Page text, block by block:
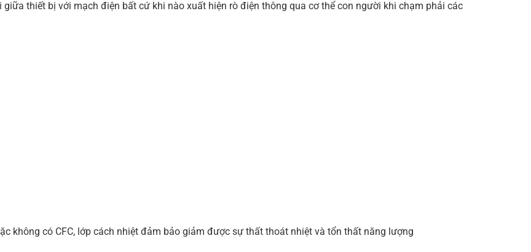
giữa thiết bị với mạch điện bất cứ khi nào xuất hiện rò điện thông qua cơ thể con người khi chạm phải các
không có CFC, lớp cách nhiệt đảm bảo giảm được sự thất thoát nhiệt và tổn thất năng lượng